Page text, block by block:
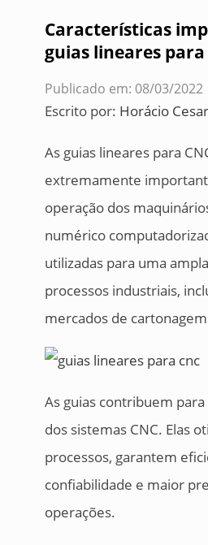
Características
guias lineares para
Publicado em: 08/03/2022
Escrito por: Horácio
As guias lineares para
extremamente
operação dos
numérico
utilizadas para uma
processos industriais,
mercados de
As guias contribuem
dos sistemas CNC. Elas
processos, garantem
confiabilidade e maior
operações.